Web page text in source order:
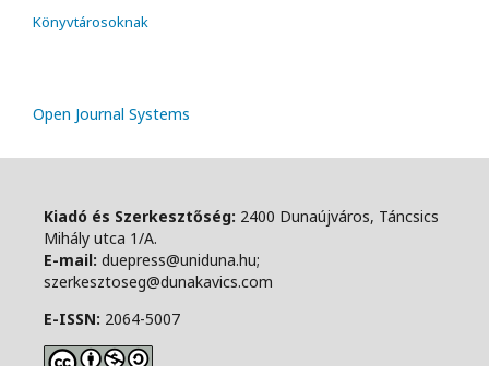
Könyvtárosoknak
Open Journal Systems
Kiadó és Szerkesztőség: 2400 Dunaújváros, Táncsics
Mihály utca 1/A.
E-mail: duepress@uniduna.hu;
szerkesztoseg@dunakavics.com
E-ISSN: 2064-5007